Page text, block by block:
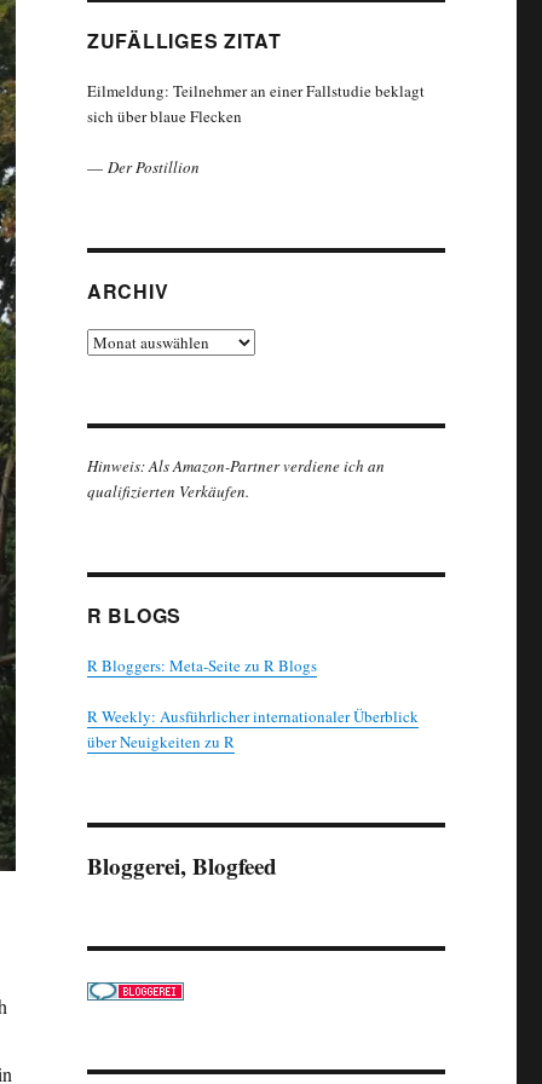
ZUFÄLLIGES ZITAT
Eilmeldung: Teilnehmer an einer Fallstudie beklagt
sich über blaue Flecken
— Der Postillion
ARCHIV
Archiv
Hinweis: Als Amazon-Partner verdiene ich an
qualifizierten Verkäufen.
R BLOGS
R Bloggers: Meta-Seite zu R Blogs
R Weekly: Ausführlicher internationaler Überblick
über Neuigkeiten zu R
Bloggerei, Blogfeed